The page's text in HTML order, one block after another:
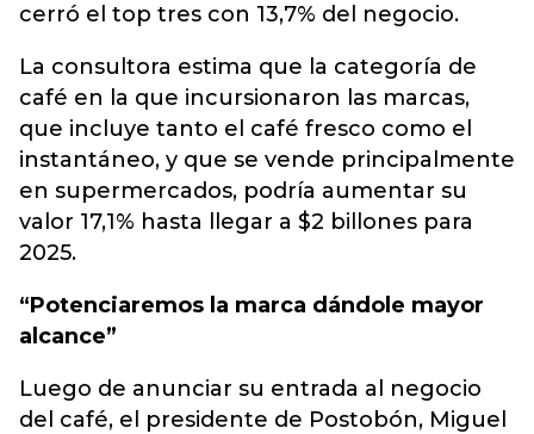
cerró el top tres con 13,7% del negocio.
La consultora estima que la categoría de
café en la que incursionaron las marcas,
que incluye tanto el café fresco como el
instantáneo, y que se vende principalmente
en supermercados, podría aumentar su
valor 17,1% hasta llegar a $2 billones para
2025.
“Potenciaremos la marca dándole mayor
alcance”
Luego de anunciar su entrada al negocio
del café, el presidente de Postobón, Miguel